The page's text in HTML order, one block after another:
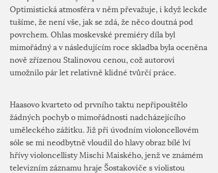
Optimistická atmosféra v něm převažuje, i když leckde
tušíme, že není vše, jak se zdá, že něco doutná pod
povrchem. Ohlas moskevské premiéry díla byl
mimořádný a v následujícím roce skladba byla oceněna
nově zřízenou Stalinovou cenou, což autorovi
umožnilo pár let relativně klidné tvůrčí práce.
Haasovo kvarteto od prvního taktu nepřipouštělo
žádných pochyb o mimořádnosti nadcházejícího
uměleckého zážitku. Již při úvodním violoncellovém
sóle se mi neodbytně vloudil do hlavy obraz bílé lví
hřívy violoncellisty Mischi Maiského, jenž ve známém
televizním záznamu hraje Šostakoviče s violistou